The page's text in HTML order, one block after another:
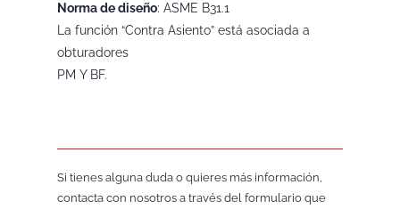
Norma de diseño: ASME B31.1
La función “Contra Asiento” está asociada a
obturadores
PM Y BF.
Si tienes alguna duda o quieres más información,
contacta con nosotros a través del formulario que